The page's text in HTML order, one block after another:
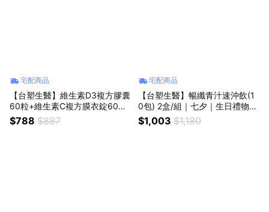
宅配商品
【台塑生醫】維生素D3複方膠囊
60粒+維生素C複方膜衣錠60粒
｜閃閃發亮｜保健｜陽光｜七夕
｜生日禮物｜獅子座｜父親節｜
$788 $887
宅配商品
【台塑生醫】暢纖青汁速沖飲(1
0包) 2盒/組｜七夕｜生日禮物｜
獅子座｜父親節｜保健｜女性｜
好朋友｜喜歡你｜暖心室友
$1,003 $1,180